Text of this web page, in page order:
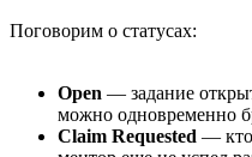
Поговорим о статусах:
Open — задание
можно одновременно
Claim Requested —